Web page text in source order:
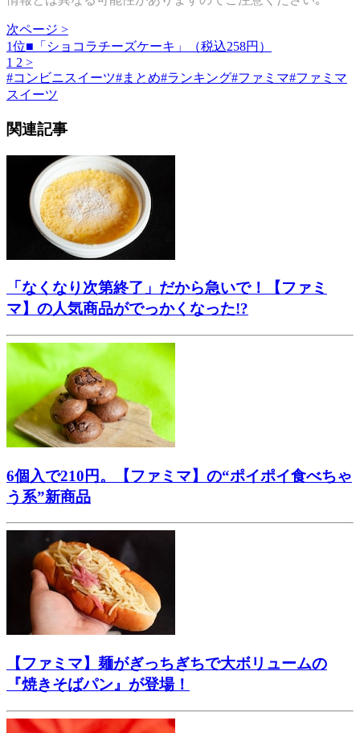
次ページ >
1位■「ショコラチーズケーキ」（税込258円）
1 2 >
#コンビニスイーツ#まとめ#ランキング#ファミマ#ファミマ
スイーツ
関連記事
「なくなり次第終了」だから急いで！【ファミ
マ】の人気商品がでっかくなった!?
6個入で210円。【ファミマ】の“ポイポイ食べちゃ
う系”新商品
【ファミマ】麺がぎっちぎちで大ボリュームの
『焼きそばパン』が登場！